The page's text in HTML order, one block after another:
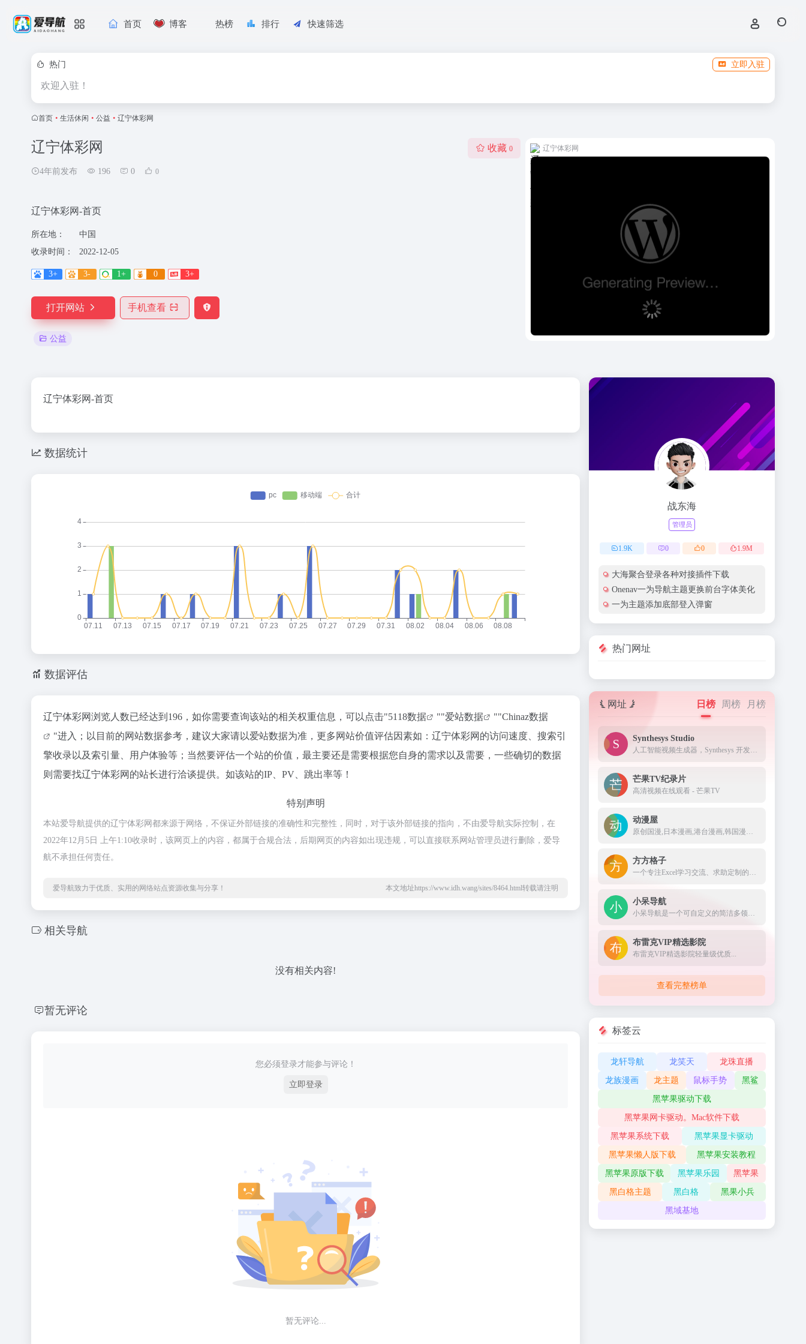
首页 博客 热榜 排行 快速筛选
热门 立即入驻
欢迎入驻！
首页 • 生活休闲 • 公益 • 辽宁体彩网
辽宁体彩网
4年前发布 196 0 0
收藏 0
辽宁体彩网-首页
所在地：
中国
收录时间：
2022-12-05
3+ 3- 1+ 0 3+
打开网站 手机查看
公益
辽宁体彩网
辽宁体彩网-首页
数据统计
数据评估
辽宁体彩网浏览人数已经达到196，如你需要查询该站的相关权重信息，可以点击"5118数据 ""爱站数据 ""Chinaz数据
"进入；以目前的网站数据参考，建议大家请以爱站数据为准，更多网站价值评估因素如：辽宁体彩网的访问速度、搜索引
擎收录以及索引量、用户体验等；当然要评估一个站的价值，最主要还是需要根据您自身的需求以及需要，一些确切的数据
则需要找辽宁体彩网的站长进行洽谈提供。如该站的IP、PV、跳出率等！
特别声明
本站爱导航提供的辽宁体彩网都来源于网络，不保证外部链接的准确性和完整性，同时，对于该外部链接的指向，不由爱导航实际控制，在
2022年12月5日 上午1:10收录时，该网页上的内容，都属于合规合法，后期网页的内容如出现违规，可以直接联系网站管理员进行删除，爱导
航不承担任何责任。
爱导航致力于优质、实用的网络站点资源收集与分享！ 本文地址https://www.idh.wang/sites/8464.html转载请注明
相关导航
没有相关内容!
暂无评论
您必须登录才能参与评论！
立即登录
暂无评论...
战东海
管理员
1.9K 0 0 1.9M
大海聚合登录各种对接插件下载
Onenav一为导航主题更换前台字体美化
一为主题添加底部登入弹窗
热门网址
网址 日榜 周榜 月榜
Synthesys Studio
人工智能视频生成器，Synthesys 开发用于商业用途的文本到画外音和视频
芒果TV纪录片
高清视频在线观看 - 芒果TV
动漫屋
原创国漫,日本漫画,港台漫画,韩国漫画,欧美漫画,好漫画,为看漫画的人而生。热门漫画：火影忍者、海贼王1008、死神、一拳超人185、古惑仔88、山海逆战673等
方方格子
一个专注Excel学习交流、求助定制的网站
小呆导航
小呆导航是一个可自定义的简洁多领域网址导航，收录了前端开发、设计师、影视后期、日常办公等领域优质网站，为广大用户提供高效率的上网导航服务。
布雷克VIP精选影院
布雷克VIP精选影院轻量级优质...
查看完整榜单
标签云
龙轩导航 龙笑天 龙珠直播
龙族漫画 龙主题 鼠标手势 黑鲨
黑苹果驱动下载
黑苹果网卡驱动。Mac软件下载
黑苹果系统下载 黑苹果显卡驱动
黑苹果懒人版下载 黑苹果安装教程
黑苹果原版下载 黑苹果乐园 黑苹果
黑白格主题 黑白格 黑果小兵
黑域基地